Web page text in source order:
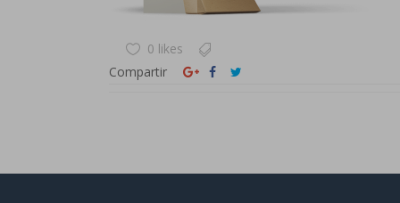
0 likes
Compartir